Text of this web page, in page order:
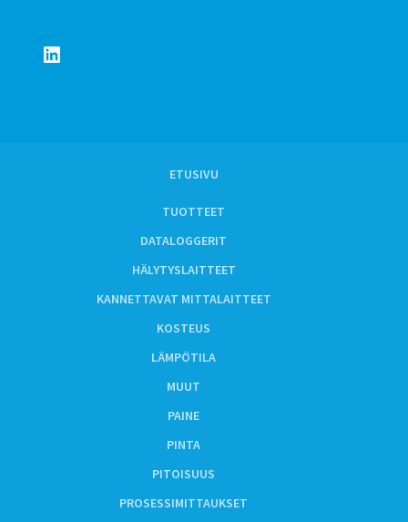
LinkedIn
ETUSIVU
TUOTTEET
DATALOGGERIT
HÄLYTYSLAITTEET
KANNETTAVAT MITTALAITTEET
KOSTEUS
LÄMPÖTILA
MUUT
PAINE
PINTA
PITOISUUS
PROSESSIMITTAUKSET